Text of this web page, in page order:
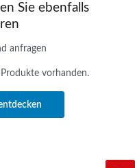
Sie ebenfalls
anfragen
vorhanden.